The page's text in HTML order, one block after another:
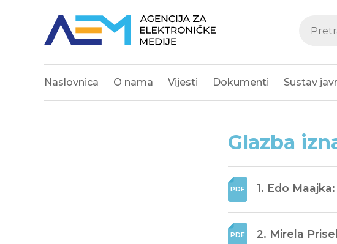
Naslovnica O nama Vijesti Dokumenti Sustav
Glazba
1. Edo
2. Mirela